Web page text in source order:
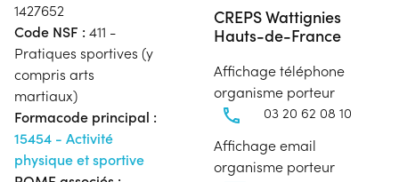
1427652
Code NSF : 411 -
Pratiques sportives (y
compris arts
martiaux)
Formacode principal :
15454 - Activité
physique et sportive
CREPS Wattignies
Hauts-de-France
Affichage téléphone
organisme porteur
03 20 62 08 10
Affichage email
organisme porteur